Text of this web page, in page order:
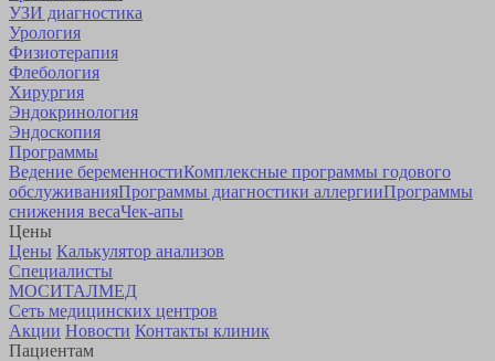
УЗИ диагностика
Урология
Физиотерапия
Флебология
Хирургия
Эндокринология
Эндоскопия
Программы
Ведение беременностиКомплексные программы годового
обслуживанияПрограммы диагностики аллергииПрограммы
снижения весаЧек-апы
Цены
Цены Калькулятор анализов
Специалисты
МОСИТАЛМЕД
Сеть медицинских центров
Акции Новости Контакты клиник
Пациентам